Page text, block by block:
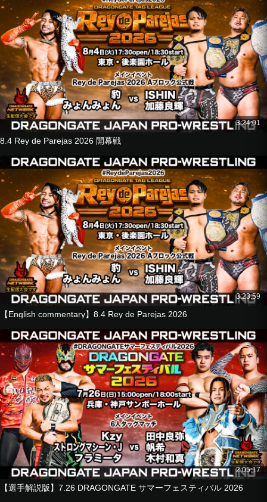
■タッグマッチ
望月成晃
ドン・フジイ
vs
菊田円
加藤良輝
■8人タッグマッチ
YAMATO
ドラゴン・キッド
KAGETORA
土井成樹
vs
ストロングマシーン・J
Kzy
U-T
GuC
■SSW DRAGONGATE OSAKA FINAL
シュン・スカイウォーカー
箕浦康太
田中良弥
vs
吉岡勇紀
ルイス・マンテ
帆希
【Wrestler Commentary】2026.6.27 Osaka Umeda Stella Ha
ll
■Tag Match
Hyo
Mochizuki Junior
vs
B×B Hulk
Susumu Yokosuka
■6-Man Tag Match
El Cielo
Ryu Fuda
3:24:01
8.4 Rey de Parejas 2026 開幕戦
3:23:59
【English commentary】8.4 Rey de Parejas 2026
2:05:17
【選手解説版】7.26 DRAGONGATE サマーフェスティバル 2026